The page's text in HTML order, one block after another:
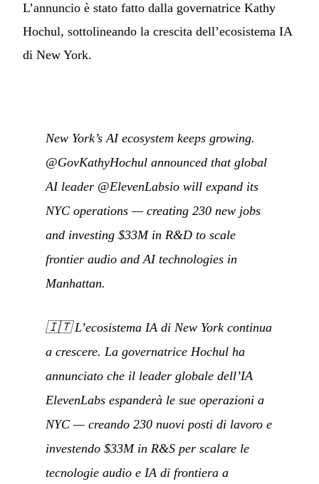
L’annuncio è stato fatto dalla governatrice Kathy
Hochul, sottolineando la crescita dell’ecosistema IA
di New York.
New York’s AI ecosystem keeps growing.
@GovKathyHochul announced that global
AI leader @ElevenLabsio will expand its
NYC operations — creating 230 new jobs
and investing $33M in R&D to scale
frontier audio and AI technologies in
Manhattan.
🇮🇹L’ecosistema IA di New York continua
a crescere. La governatrice Hochul ha
annunciato che il leader globale dell’IA
ElevenLabs espanderà le sue operazioni a
NYC — creando 230 nuovi posti di lavoro e
investendo $33M in R&S per scalare le
tecnologie audio e IA di frontiera a